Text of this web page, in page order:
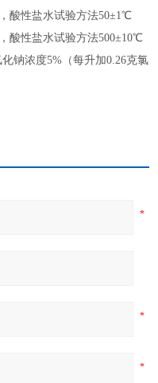
酸性盐水试验方法50±1℃
酸性盐水试验方法500±10℃
钠浓度5%（每升加0.26克氯